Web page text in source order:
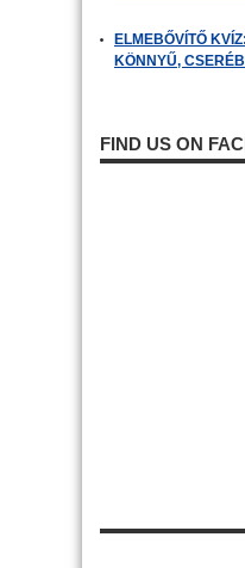
ELMEBŐVÍTŐ
KÖNNYŰ,
FIND US ON